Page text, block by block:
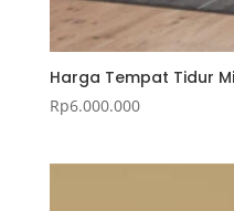
Harga Tempat Tidur
Rp6.000.000